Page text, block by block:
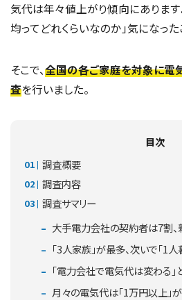
気代は年々値上がり傾向にあります
均ってどれくらいなのか」気になっ
そこで、全国の各ご家庭を対象に電
査を行いました。
目次
調査概要
調査内容
調査サマリー
大手電力会社の契約者は7割
「3人家族」が最多、次いで「1人
「電力会社で電気代は変わる
月々の電気代は「1万円以上」